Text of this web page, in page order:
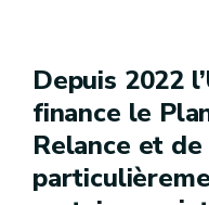
Depuis 2022
finance le
Relance et